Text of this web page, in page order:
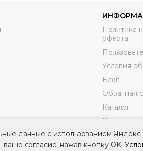
Политика
оферта
Условия
Блог
Обратная
Каталог
Контакты
Доставка
Оплата
данные с использованием
ваше согласие, нажав кнопку ОК.